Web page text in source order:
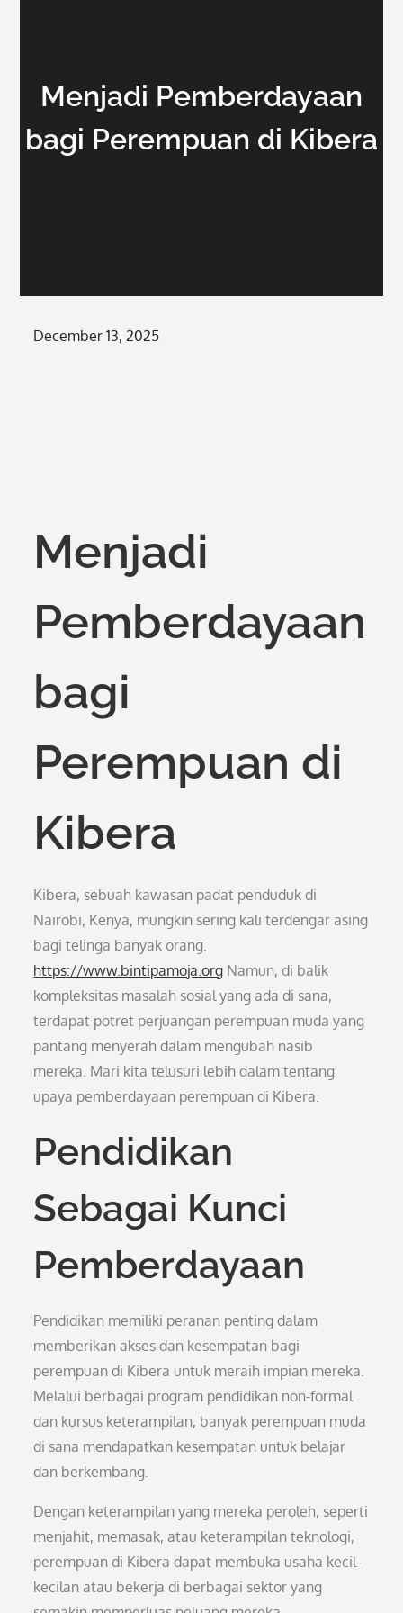
Menjadi Pemberdayaan
bagi Perempuan di Kibera
Posted
December 13, 2025
Menjadi
Pemberdayaan
bagi
Perempuan di
Kibera
Kibera, sebuah kawasan padat penduduk di
Nairobi, Kenya, mungkin sering kali terdengar asing
bagi telinga banyak orang.
https://www.bintipamoja.org Namun, di balik
kompleksitas masalah sosial yang ada di sana,
terdapat potret perjuangan perempuan muda yang
pantang menyerah dalam mengubah nasib
mereka. Mari kita telusuri lebih dalam tentang
upaya pemberdayaan perempuan di Kibera.
Pendidikan
Sebagai Kunci
Pemberdayaan
Pendidikan memiliki peranan penting dalam
memberikan akses dan kesempatan bagi
perempuan di Kibera untuk meraih impian mereka.
Melalui berbagai program pendidikan non-formal
dan kursus keterampilan, banyak perempuan muda
di sana mendapatkan kesempatan untuk belajar
dan berkembang.
Dengan keterampilan yang mereka peroleh, seperti
menjahit, memasak, atau keterampilan teknologi,
perempuan di Kibera dapat membuka usaha kecil-
kecilan atau bekerja di berbagai sektor yang